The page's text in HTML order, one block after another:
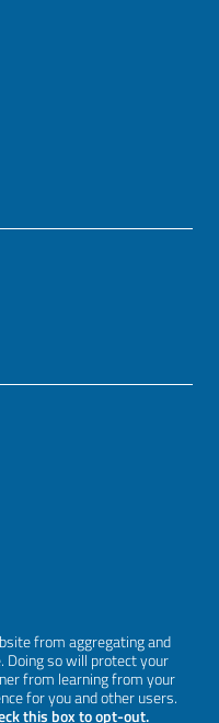
from aggregating and
Doing so will protect your
from learning from your
for you and other users.
this box to opt-out.